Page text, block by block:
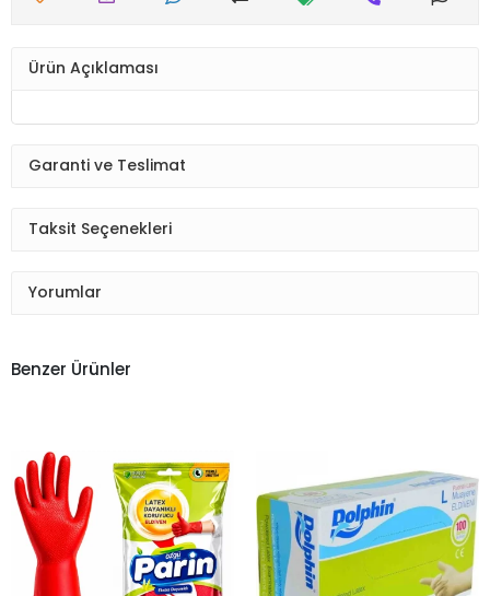
Ürün Açıklaması
Garanti ve Teslimat
Taksit Seçenekleri
Yorumlar
Benzer Ürünler